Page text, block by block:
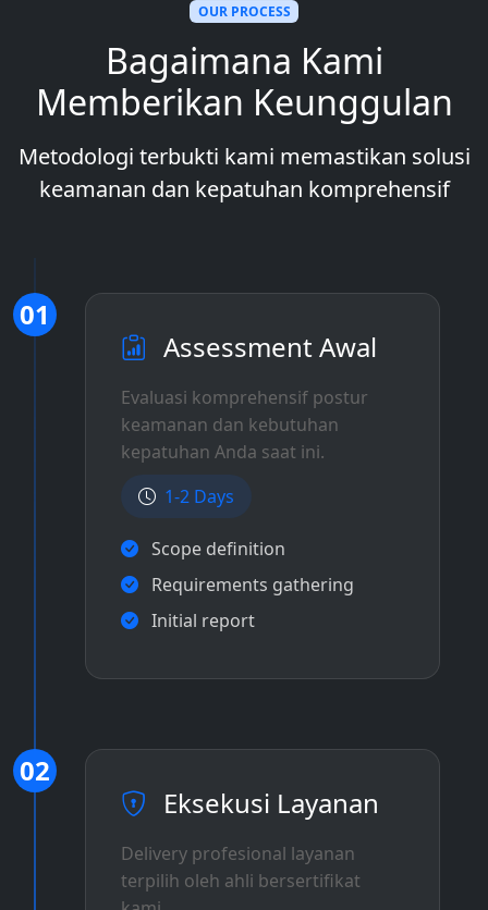
OUR PROCESS
Bagaimana Kami
Memberikan Keunggulan
Metodologi terbukti kami memastikan solusi
keamanan dan kepatuhan komprehensif
01
Assessment Awal
Evaluasi komprehensif postur
keamanan dan kebutuhan
kepatuhan Anda saat ini.
1-2 Days
Scope definition
Requirements gathering
Initial report
02
Eksekusi Layanan
Delivery profesional layanan
terpilih oleh ahli bersertifikat